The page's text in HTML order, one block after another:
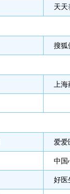
天天
搜狐
上
爱爱
中国
好医